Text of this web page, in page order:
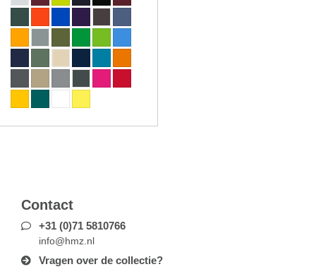
Contact
+31 (0)71 5810766
info@hmz.nl
Vragen over de collectie?